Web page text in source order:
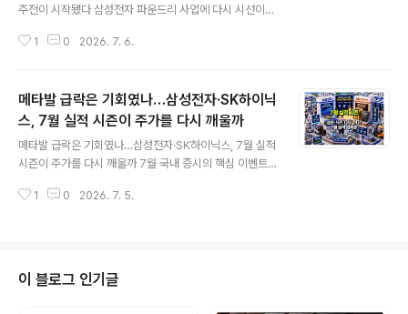
주전이 시작됐다 삼성전자 파운드리 사업에 다시 시선이
차, 선단 공정 수율 논란, 비메모리 적자 부담 때문에 삼성
메타와 앤스로픽까지 삼성 파운드리 2나노 공정을 검토하
거나 협력 논의에 들어갔다는 보도가 이어지고 있기 때문
입니다. 서울경제 보도에 따르면 메타는 차세대 AI 가속기
MTIA 3세대 설계와 생산을 위해 삼성 파운드리의 최선단
중이며, 앤스로픽도 자체 ASIC 개발 과정에서 삼성 2나노
1 0 2026. 7. 6.
메타발 급락은 기회였나…삼성전자·SK하이닉
스, 7월 실적 시즌이 주가를 다시 깨울까
메타발 급락은 기회였나…삼성전자·SK하이닉스, 7월 실적
시즌이 주가를 다시 깨울까 7월 국내 증시의 핵심 이벤트
다. 삼성전자는 7월 7일 2분기 잠정실적 발표가 예정되어
하고 있습니다.이번 실적 시즌이 중요한 이유는 단순히 “삼
성전자와 SK하이닉스가 돈을 많이 벌었다”는 차원을 넘어
서기 때문입니다. 지금 메모리 반도체 업황은 HBM 중심의
1 0 2026. 7. 5.
이 블로그 인기글